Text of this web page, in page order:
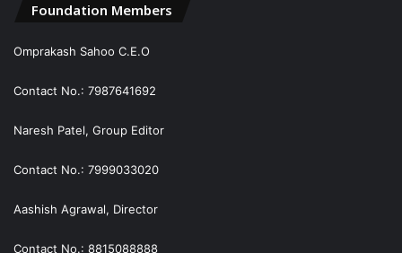
Foundation Members
Omprakash Sahoo C.E.O
Contact No.: 7987641692
Naresh Patel, Group Editor
Contact No.: 7999033020
Aashish Agrawal, Director
Contact No.: 8815088888